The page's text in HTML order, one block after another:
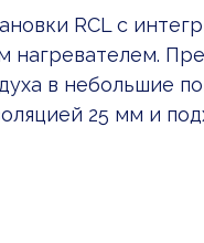
RCL с
нагревателем.
в небольшие
25 мм и